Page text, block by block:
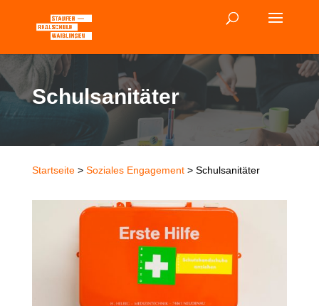
Schulsanitäter
Startseite> Soziales Engagement> Schulsanitäter